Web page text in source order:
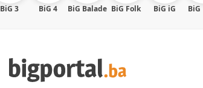
BiG 3 BiG 4 BiG Balade BiG Folk BiG iG BiG